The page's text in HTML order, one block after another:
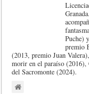
Puche)
premio
(2013, premio Juan
morir en el paraíso
del Sacromonte (2024).